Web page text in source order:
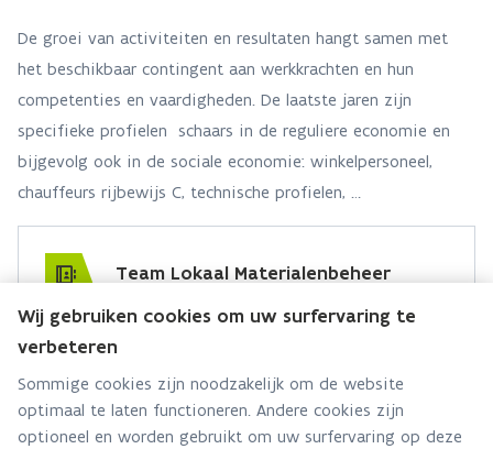
De groei van activiteiten en resultaten hangt samen met
het beschikbaar contingent aan werkkrachten en hun
competenties en vaardigheden. De laatste jaren zijn
specifieke profielen schaars in de reguliere economie en
bijgevolg ook in de sociale economie: winkelpersoneel,
chauffeurs rijbewijs C, technische profielen, …
Team Lokaal Materialenbeheer
Hebt u een vraag voor dit team? Stel ze hier:
Via contact formulier
Alle contactgegevens
Wij gebruiken cookies om uw surfervaring te
verbeteren
Sommige cookies zijn noodzakelijk om de website
optimaal te laten functioneren. Andere cookies zijn
optioneel en worden gebruikt om uw surfervaring op deze